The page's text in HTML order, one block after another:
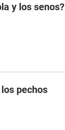
y los senos?
pechos